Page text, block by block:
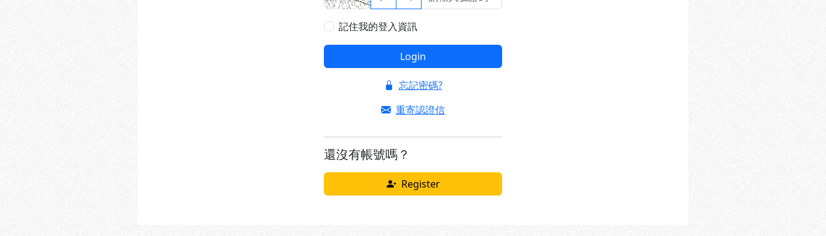
記住我的登入資訊
Login
忘記密碼?
重寄認證信
還沒有帳號嗎？
Register